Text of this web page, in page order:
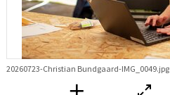
20260723-Christian Bundgaard-IMG_0049.jpg